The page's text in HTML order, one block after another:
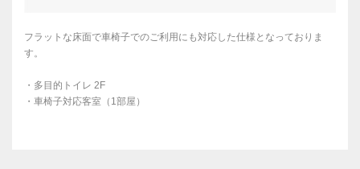
フラットな床面で車椅子でのご利用にも対応した仕様となっておりま
す。
・多目的トイレ 2F
・車椅子対応客室（1部屋）